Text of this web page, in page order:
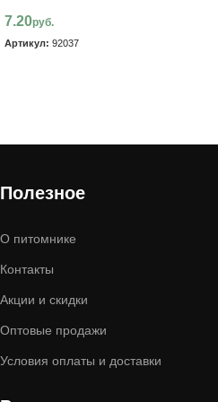
7.20руб.
Артикул: 92037
Полезное
О питомнике
Контакты
Акции и скидки
Оптовые продажи
Условия оплаты и доставки